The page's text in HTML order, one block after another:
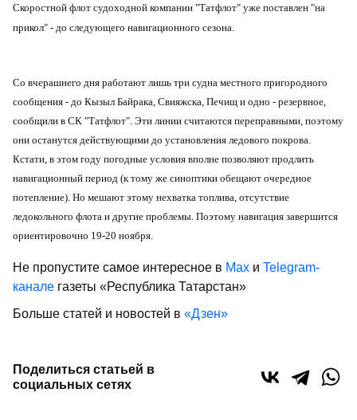
Скоростной флот судоходной компании "Татфлот" уже поставлен "на
прикол" - до следующего навигационного сезона.
Со вчерашнего дня работают лишь три судна местного пригородного
сообщения - до Кызыл Байрака, Свияжска, Печищ и одно - резервное,
сообщили в СК "Татфлот". Эти линии считаются переправными, поэтому
они останутся действующими до установления ледового покрова.
Кстати, в этом году погодные условия вполне позволяют продлить
навигационный период (к тому же синоптики обещают очередное
потепление). Но мешают этому нехватка топлива, отсутствие
ледокольного флота и другие проблемы. Поэтому навигация завершится
ориентировочно 19-20 ноября.
Не пропустите самое интересное в Max и Telegram-
канале газеты «Республика Татарстан»
Больше статей и новостей в «Дзен»
Поделиться статьей в
социальных сетях